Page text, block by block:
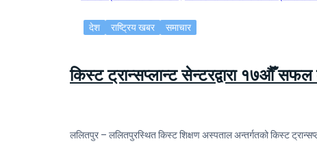
देश राष्ट्रिय खबर समाचार
किस्ट ट्रान्सप्लान्ट सेन्टरद्वारा १७औँ
ललितपुर – ललितपुरस्थित किस्ट शिक्षण अस्पताल अन्तर्गतको किस्ट